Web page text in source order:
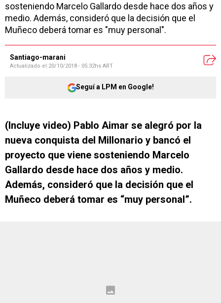
sosteniendo Marcelo Gallardo desde hace dos años y
medio. Además, consideró que la decisión que el
Muñeco deberá tomar es "muy personal".
Santiago-marani
Actualizado el 20/10/2018 - 05:32hs ART
Seguí a LPM en Google!
(Incluye video) Pablo Aimar se alegró por la
nueva conquista del Millonario y bancó el
proyecto que viene sosteniendo Marcelo
Gallardo desde hace dos años y medio.
Además, consideró que la decisión que el
Muñeco deberá tomar es “muy personal”.